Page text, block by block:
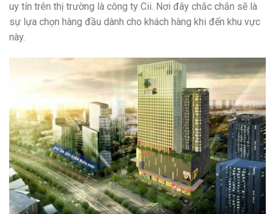
uy tín trên thị trường là công ty Cii. Nơi đây chắc chắn sẽ là
sự lựa chọn hàng đầu dành cho khách hàng khi đến khu vực
này.